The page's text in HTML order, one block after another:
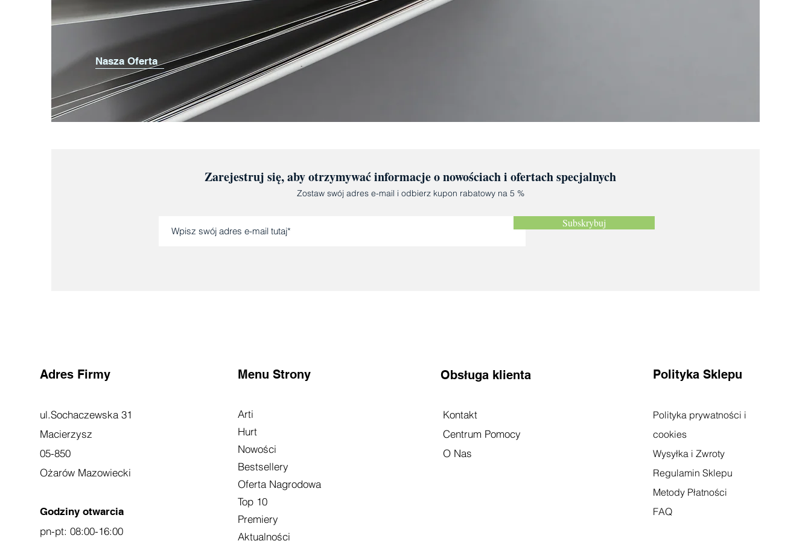
Nasza Oferta
Zarejestruj się, aby otrzymywać informacje o nowościach i ofertach specjalnych
Zostaw swój adres e-mail i odbierz kupon rabatowy na 5 %
Subskrybuj
Adres Firmy
ul.Sochaczewska 31
Macierzysz
05-850
Ożarów Mazowiecki
Godziny otwarcia
pn-pt: 08:00-16:00
Menu Strony
Arti
Hurt
Nowości
Bestsellery
Oferta Nagrodowa
Top 10
Premiery
Aktualności
Obsługa klienta
Kontakt
Centrum Pomocy
O Nas
Polityka Sklepu
Polityka prywatności i
cookies
Wysyłka i Zwroty
Regulamin Sklepu
Metody Płatności
FAQ